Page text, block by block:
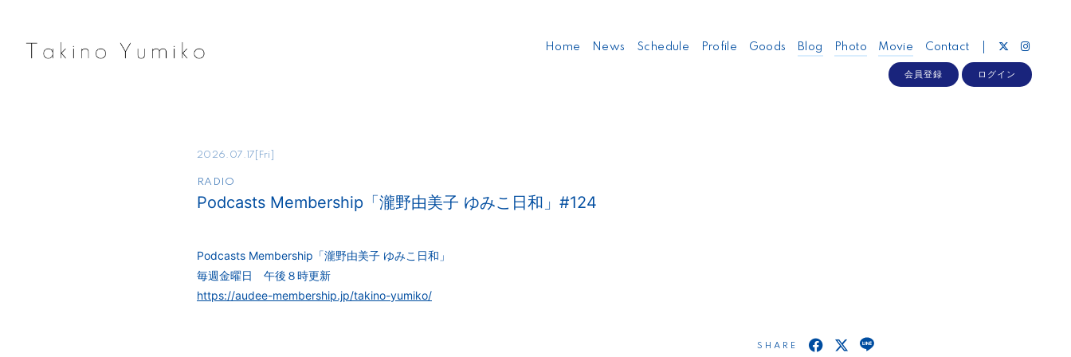
Home News Schedule Profile Goods Blog Photo Movie Contact
会員登録 ログイン
2026.07.17 [Fri]
RADIO
Podcasts Membership「瀧野由美子 ゆみこ日和」#124
Podcasts Membership「瀧野由美子 ゆみこ日和」
毎週金曜日 午後８時更新
https://audee-membership.jp/takino-yumiko/
SHARE